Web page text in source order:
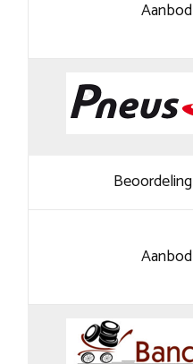
Aanbod
Beoordeling
Aanbod